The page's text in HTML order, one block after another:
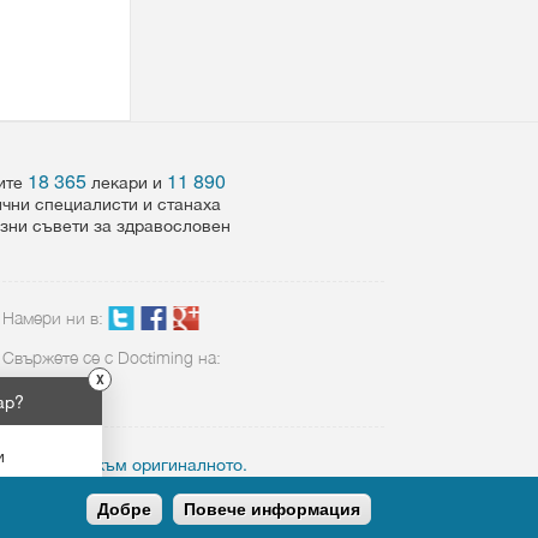
18 365 лекари и 11 890
специалисти и станаха
съвети за здравословен
Намери ни в:
Свържете се с Doctiming на:
02 423 8898
линк към оригиналното.
X
Добре Повече информация